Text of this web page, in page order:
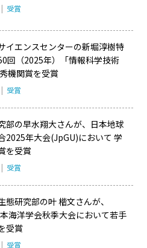
受賞
イエンスセンターの新堀淳樹特
回（2025年）「情報科学技術
機関賞を受賞
受賞
部の早水翔大さんが、日本地球
2025年大会(JpGU)において 学
を受賞
受賞
態研究部の叶 楷文さんが、
海洋学会秋季大会において若手
受賞
受賞